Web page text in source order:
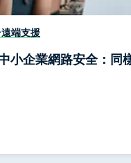
端支援
小企業網路安全：同